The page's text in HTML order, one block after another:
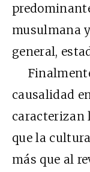
musulmana
general,
causalidad
caracterizan
que la
más que al